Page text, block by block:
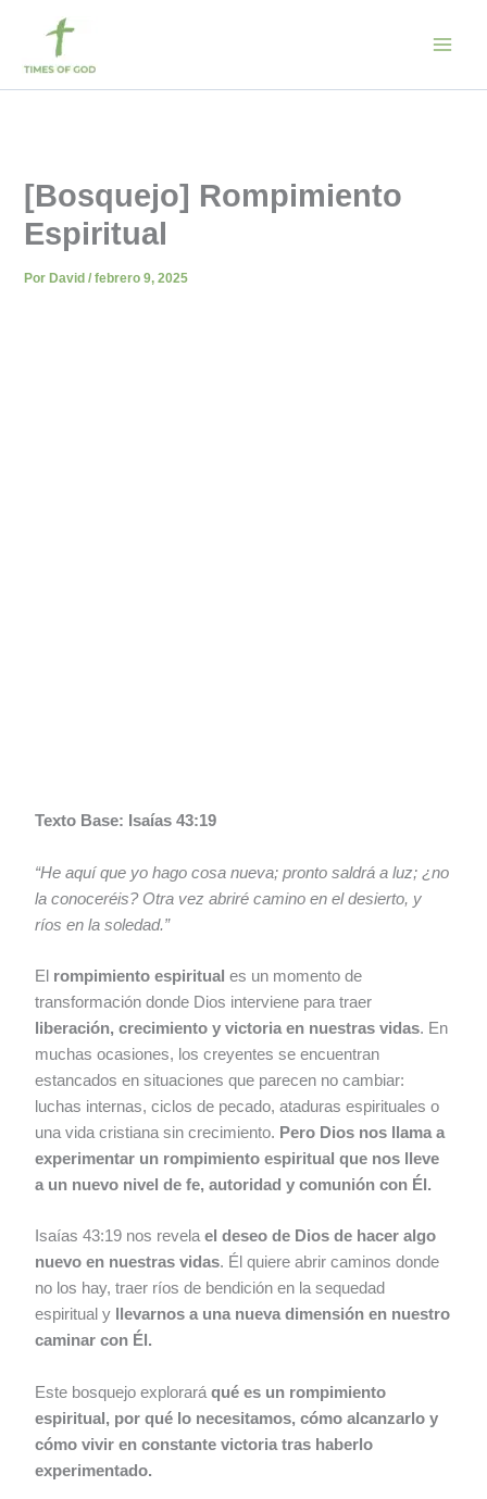
contenido
[Bosquejo] Rompimiento
Espiritual
Por David/febrero 9, 2025
Texto Base: Isaías 43:19
“He aquí que yo hago cosa nueva; pronto saldrá a luz; ¿no
la conoceréis? Otra vez abriré camino en el desierto, y
ríos en la soledad.”
El rompimiento espiritual es un momento de
transformación donde Dios interviene para traer
liberación, crecimiento y victoria en nuestras vidas. En
muchas ocasiones, los creyentes se encuentran
estancados en situaciones que parecen no cambiar:
luchas internas, ciclos de pecado, ataduras espirituales o
una vida cristiana sin crecimiento. Pero Dios nos llama a
experimentar un rompimiento espiritual que nos lleve
a un nuevo nivel de fe, autoridad y comunión con Él.
Isaías 43:19 nos revelael deseo de Dios de hacer algo
nuevo en nuestras vidas. Él quiere abrir caminos donde
no los hay, traer ríos de bendición en la sequedad
espiritual y
llevarnos a una nueva dimensión en nuestro
caminar con Él.
Este bosquejo exploraráqué es un rompimiento
espiritual, por qué lo necesitamos, cómo alcanzarlo y
cómo vivir en constante victoria tras haberlo
experimentado.